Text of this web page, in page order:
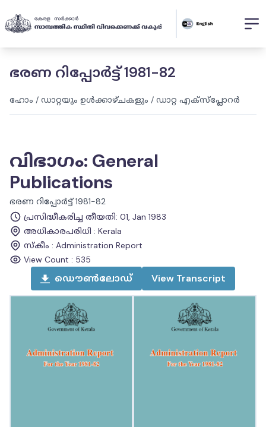
ഭരണ റിപ്പോർട്ട് 1981-82
ഹോം / ഡാറ്റയും ഉൾക്കാഴ്ചകളും / ഡാറ്റ എക്സ്പ്ലോറർ
വിഭാഗം: General
Publications
ഭരണ റിപ്പോർട്ട് 1981-82
പ്രസിദ്ധീകരിച്ച തീയതി: 01, Jan 1983
അധികാരപരിധി : Kerala
സ്കീം : Administration Report
View Count : 535
ഡൌൺലോഡ് View Transcript